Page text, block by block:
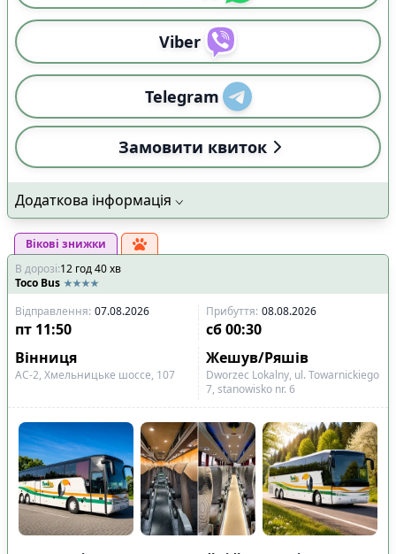
Viber
Telegram
Замовити квиток
Додаткова інформація
Вікові знижки
В дорозі:12 год40хв
Toco Bus
Відправлення: 07.08.2026 Прибуття: 08.08.2026
пт 11:50 сб 00:30
Вінниця
Жешув/Ряшів
АС-2, Хмельницьке шоссе, 107
Dworzec Lokalny, ul. Towarnickiego
7, stanowisko nr. 6